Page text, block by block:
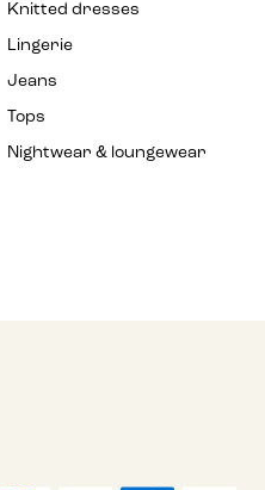
Knitted dresses
Lingerie
Jeans
Tops
Nightwear & loungewear